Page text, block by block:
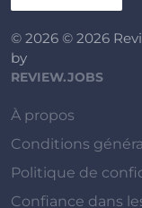
© 2026 © 2026
by
REVIEW.JOBS
À propos
Conditions
Politique de
Confiance dans